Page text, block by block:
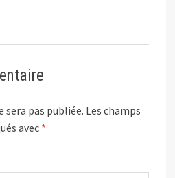
sera pas publiée. Les champs
avec *